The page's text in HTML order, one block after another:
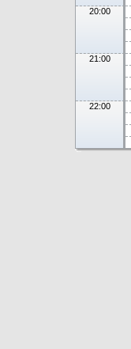
20:00
21:00
22:00